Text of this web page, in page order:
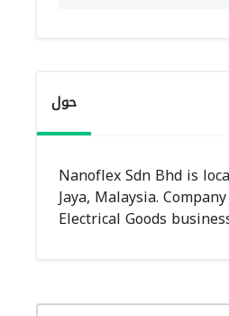
حول
Nanoflex Sdn Bhd is
Jaya, Malaysia.
Electrical Goods